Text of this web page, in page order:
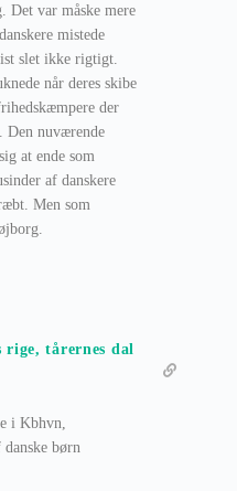
Det var måske mere
mistede
slet ikke rigtigt.
når deres skibe
der
Den nuværende
at ende som
af danskere
Men som
rige, tårernes dal
i Kbhvn,
børn